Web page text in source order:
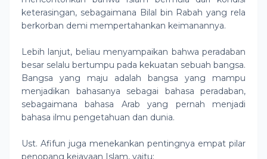
keterasingan, sebagaimana Bilal bin Rabah yang rela
berkorban demi mempertahankan keimanannya.
Lebih lanjut, beliau menyampaikan bahwa peradaban
besar selalu bertumpu pada kekuatan sebuah bangsa.
Bangsa yang maju adalah bangsa yang mampu
menjadikan bahasanya sebagai bahasa peradaban,
sebagaimana bahasa Arab yang pernah menjadi
bahasa ilmu pengetahuan dan dunia.
Ust. Afifun juga menekankan pentingnya empat pilar
penopang kejayaan Islam, yaitu: